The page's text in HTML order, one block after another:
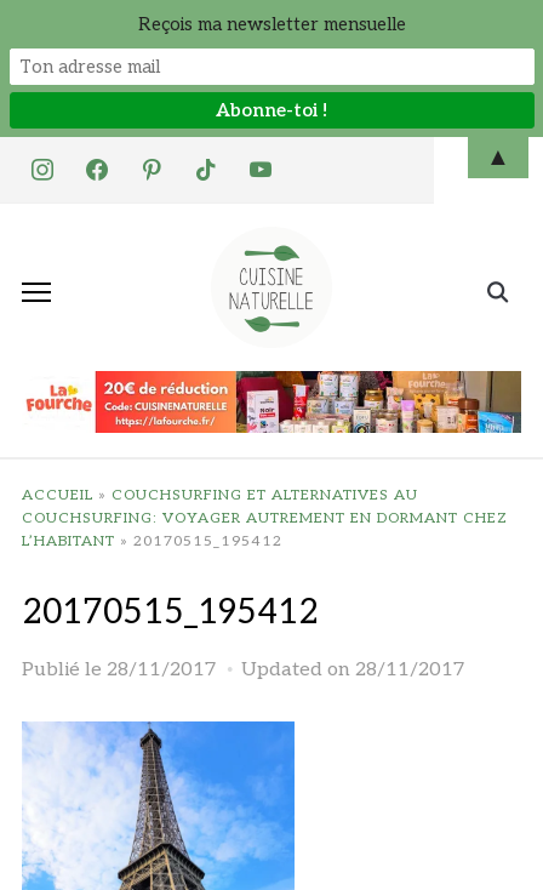
instagramfacebookpinteresttiktok youtube
Search
ACCUEIL » COUCHSURFING ET ALTERNATIVES AU
COUCHSURFING: VOYAGER AUTREMENT EN DORMANT CHEZ
L’HABITANT » 20170515_195412
20170515_195412
Publié le 28/11/2017 Updated on 28/11/2017
Reçois ma newsletter mensuelle
▲